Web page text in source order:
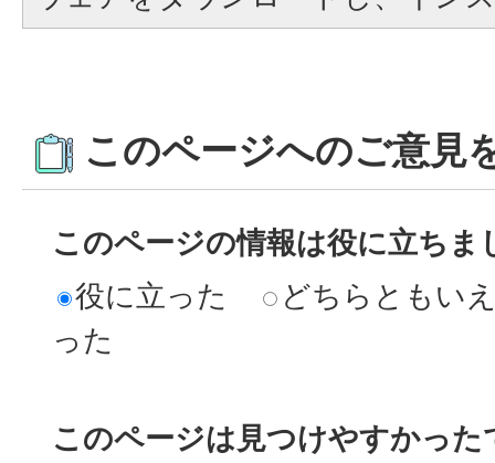
このページへのご意見
このページの情報は役に立ちま
役に立った
どちらともい
った
このページは見つけやすかった